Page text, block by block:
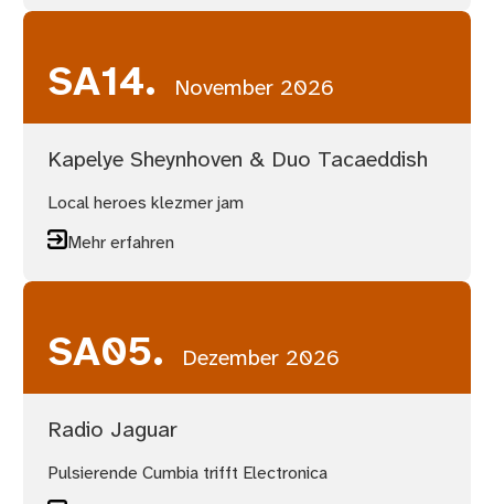
SA14. November 2026
Kapelye Sheynhoven & Duo Tacaeddish
Local heroes klezmer jam
Mehr erfahren
SA05. Dezember 2026
Radio Jaguar
Pulsierende Cumbia trifft Electronica